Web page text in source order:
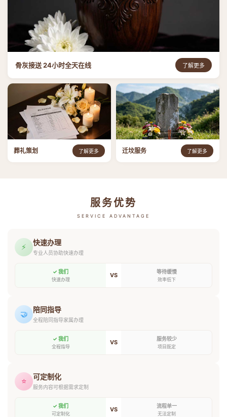
骨灰接送 24小时全天在线 了解更多
葬礼策划 了解更多 迁坟服务 了解更多
服务优势
SERVICE ADVANTAGE
⚡ 快速办理
专业人员协助快速办理
✓ 我们
快速办理
VS 等待缓慢
效率低下
🤝 陪同指导
全程陪同指导家属办理
✓ 我们
全程指导
VS 服务较少
项目既定
⭐ 可定制化
服务内容可根据需求定制
✓ 我们
可定制化
VS 流程单一
无法定制